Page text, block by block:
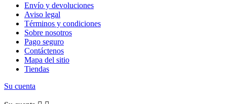
Envío y devoluciones
Aviso legal
Términos y condiciones
Sobre nosotros
Pago seguro
Contáctenos
Mapa del sitio
Tiendas
Su cuenta